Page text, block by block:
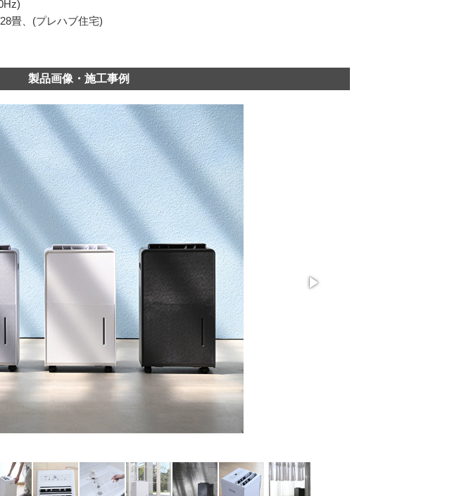
畳、(プレハブ住宅)
製品画像・施工事例